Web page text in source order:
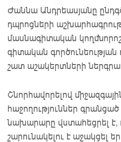
Ժաննա Անդրեասյանը
դպրոցների
մասնագիտական
գիտական գործունեության
շատ աշակերտների
Շնորհավորելով
հաջողություններ
նախարարը վստահեցրել է,
շարունակելու է աջակցել